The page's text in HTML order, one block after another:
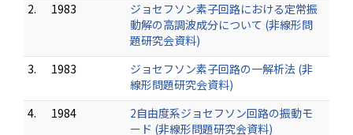
2.
1983
ジョセフソン素子回路における定常振
動解の高調波成分について (非線形問
題研究会資料)
3.
1983
ジョセフソン素子回路の一解析法 (非
線形問題研究会資料)
4.
1984
2自由度系ジョセフソン回路の振動モ
ード (非線形問題研究会資料)